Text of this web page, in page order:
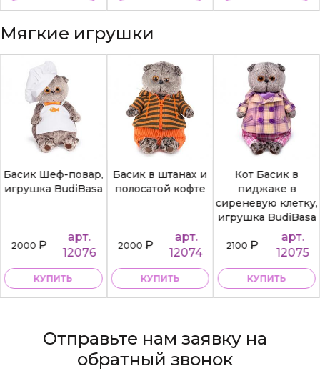
Мягкие игрушки
Басик Шеф-повар,
игрушка BudiBasa
2000₽
арт.
12076
КУПИТЬ
Басик в штанах и
полосатой кофте
2000₽
арт.
12074
КУПИТЬ
Кот Басик в
пиджаке в
сиреневую клетку,
игрушка BudiBasa
2100₽
арт.
12075
КУПИТЬ
Отправьте нам заявку на
обратный звонок